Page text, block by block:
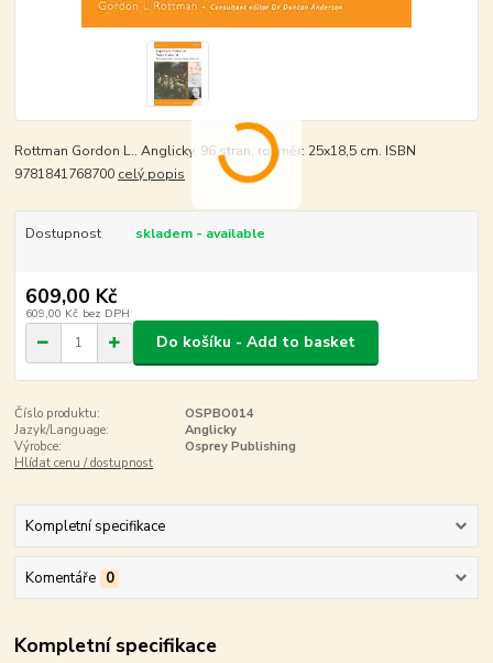
Rottman Gordon L.. Anglicky, 96 stran, rozměr: 25x18,5 cm. ISBN
9781841768700 celý popis
Dostupnost skladem - available
609,00 Kč
609,00 Kč bez DPH
Do košíku - Add to basket
Číslo produktu:
OSPBO014
Jazyk/Language:
Anglicky
Výrobce:
Osprey Publishing
Hlídat cenu / dostupnost
Kompletní specifikace
Komentáře 0
Kompletní specifikace